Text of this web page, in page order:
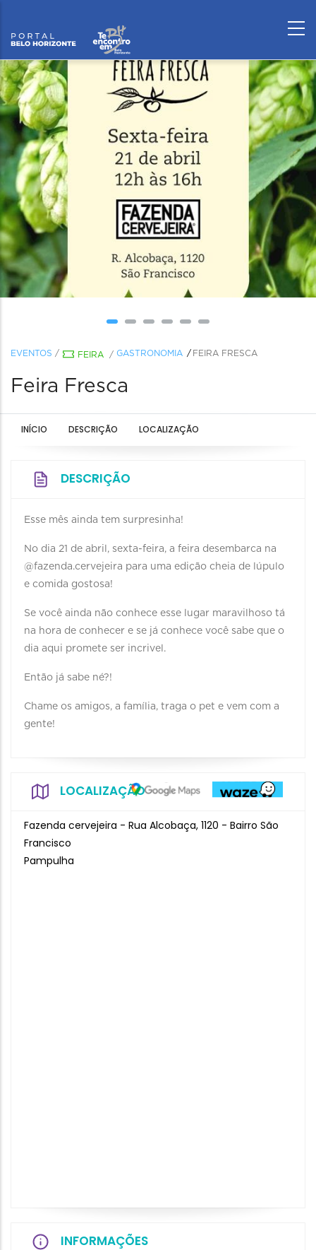
EVENTOS / FEIRA / GASTRONOMIA FEIRA FRESCA
Feira Fresca
INÍCIO DESCRIÇÃO LOCALIZAÇÃO
DESCRIÇÃO
Esse mês ainda tem surpresinha!
No dia 21 de abril, sexta-feira, a feira desembarca na
@fazenda.cervejeira para uma edição cheia de lúpulo
e comida gostosa!
Se você ainda não conhece esse lugar maravilhoso tá
na hora de conhecer e se já conhece você sabe que o
dia aqui promete ser incrivel.
Então já sabe né?!
Chame os amigos, a família, traga o pet e vem com a
gente!
LOCALIZAÇÃO
Fazenda cervejeira - Rua Alcobaça, 1120 - Bairro São
Francisco
Pampulha
INFORMAÇÕES